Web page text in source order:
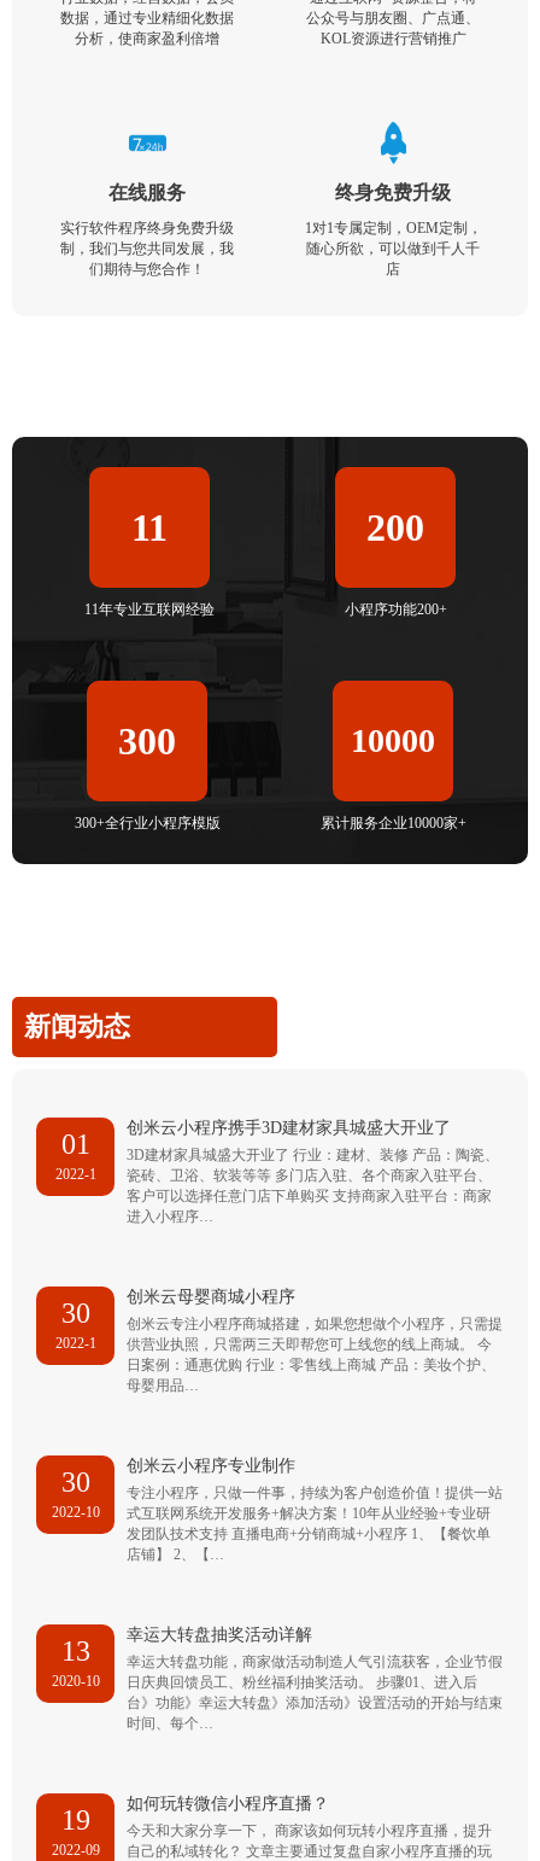
数据，通过专业精细化数据
分析，使商家盈利倍增
公众号与朋友圈、广点通、
KOL资源进行营销推广
在线服务
实行软件程序终身免费升级
制，我们与您共同发展，我
们期待与您合作！
终身免费升级
1对1专属定制，OEM定制，
随心所欲，可以做到千人千
店
11
11年专业互联网经验
200
小程序功能200+
300
300+全行业小程序模版
10000
累计服务企业10000家+
新闻动态
01
2022-1
创米云小程序携手3D建材家具城盛大开业了
3D建材家具城盛大开业了 行业：建材、装修 产品：陶瓷、
瓷砖、卫浴、软装等等 多门店入驻、各个商家入驻平台、
客户可以选择任意门店下单购买 支持商家入驻平台：商家
进入小程序…
30
2022-1
创米云母婴商城小程序
创米云专注小程序商城搭建，如果您想做个小程序，只需提
供营业执照，只需两三天即帮您可上线您的线上商城。 今
日案例：通惠优购 行业：零售线上商城 产品：美妆个护、
母婴用品…
30
2022-10
创米云小程序专业制作
专注小程序，只做一件事，持续为客户创造价值！提供一站
式互联网系统开发服务+解决方案！10年从业经验+专业研
发团队技术支持 直播电商+分销商城+小程序 1、【餐饮单
店铺】 2、【…
13
2020-10
幸运大转盘抽奖活动详解
幸运大转盘功能，商家做活动制造人气引流获客，企业节假
日庆典回馈员工、粉丝福利抽奖活动。 步骤01、进入后
台》功能》幸运大转盘》添加活动》设置活动的开始与结束
时间、每个…
19
2022-09
如何玩转微信小程序直播？
今天和大家分享一下， 商家该如何玩转小程序直播，提升
自己的私域转化？ 文章主要通过复盘自家小程序直播的玩